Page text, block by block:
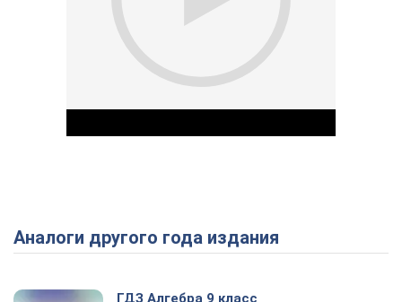
Play Video
Аналоги другого года издания
ГДЗ Алгебра 9 класс